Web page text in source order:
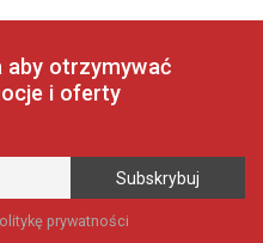
aby otrzymywać
i oferty
prywatności